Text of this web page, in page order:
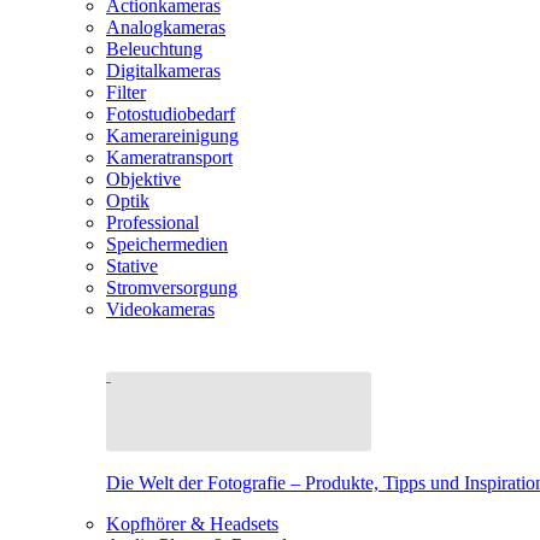
Actionkameras
Analogkameras
Beleuchtung
Digitalkameras
Filter
Fotostudiobedarf
Kamerareinigung
Kameratransport
Objektive
Optik
Professional
Speichermedien
Stative
Stromversorgung
Videokameras
Die Welt der Fotografie – Produkte, Tipps und
Kopfhörer & Headsets